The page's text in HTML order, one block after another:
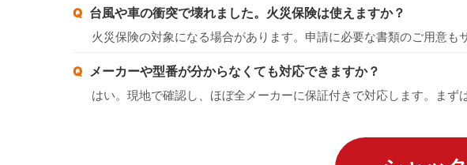
台風や車の衝突で壊れました。火災保険は使えますか？
火災保険の対象になる場合があります。申請に必要な書類のご用意も
メーカーや型番が分からなくても対応できますか？
はい。現地で確認し、ほぼ全メーカーに保証付きで対応します。まず